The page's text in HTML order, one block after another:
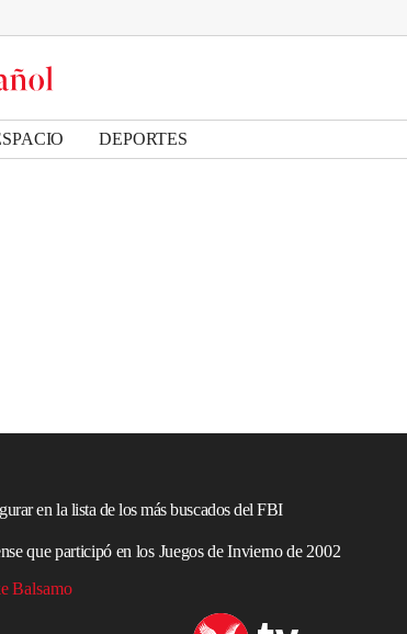
DEPORTES
en la lista de los más buscados del FBI
que participó en los Juegos de Invierno de 2002
Balsamo